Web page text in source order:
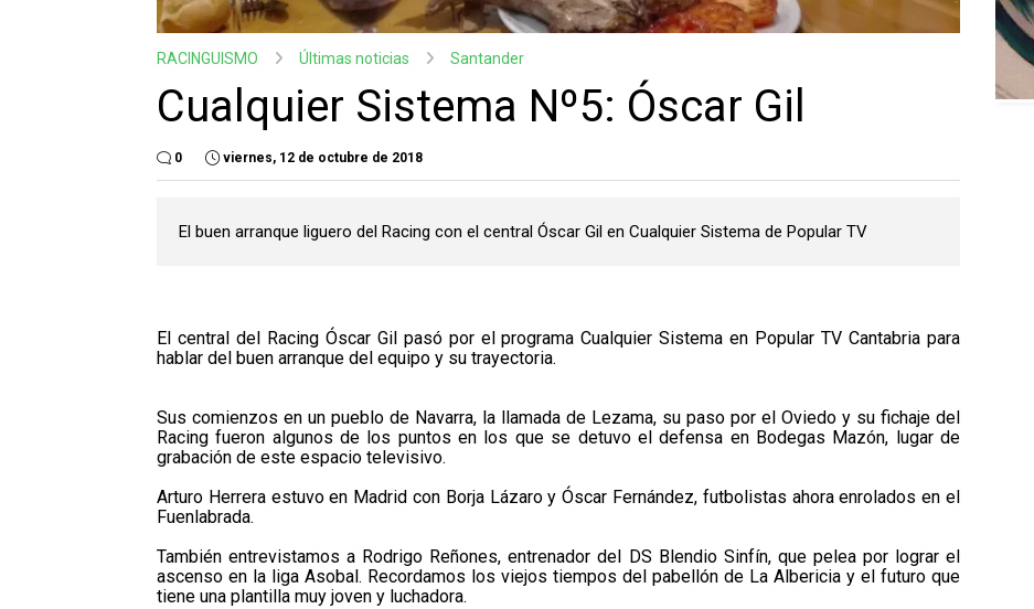
RACINGUISMO Últimas noticias Santander
Cualquier Sistema Nº5: Óscar Gil
0 viernes, 12 de octubre de 2018
El buen arranque liguero del Racing con el central Óscar Gil en Cualquier Sistema de Popular TV
El central del Racing Óscar Gil pasó por el programa Cualquier Sistema en Popular TV Cantabria para
hablar del buen arranque del equipo y su trayectoria.
Sus comienzos en un pueblo de Navarra, la llamada de Lezama, su paso por el Oviedo y su fichaje del
Racing fueron algunos de los puntos en los que se detuvo el defensa en Bodegas Mazón, lugar de
grabación de este espacio televisivo.
Arturo Herrera estuvo en Madrid con Borja Lázaro y Óscar Fernández, futbolistas ahora enrolados en el
Fuenlabrada.
También entrevistamos a Rodrigo Reñones, entrenador del DS Blendio Sinfín, que pelea por lograr el
ascenso en la liga Asobal. Recordamos los viejos tiempos del pabellón de La Albericia y el futuro que
tiene una plantilla muy joven y luchadora.